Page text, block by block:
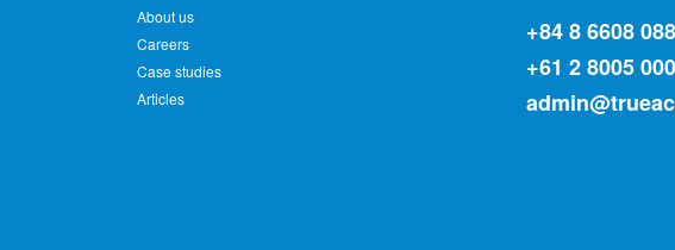
About us
Careers
Case studies
Articles
+84 8 6608
+61 2 8005